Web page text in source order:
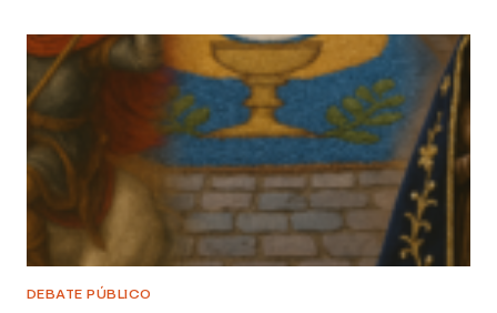
DEBATE PÚBLICO